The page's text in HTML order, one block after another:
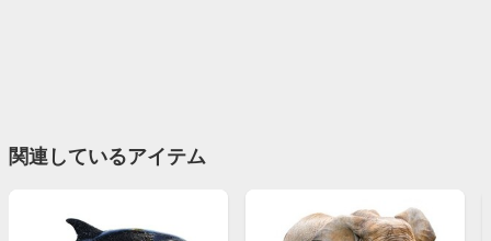
関連しているアイテム